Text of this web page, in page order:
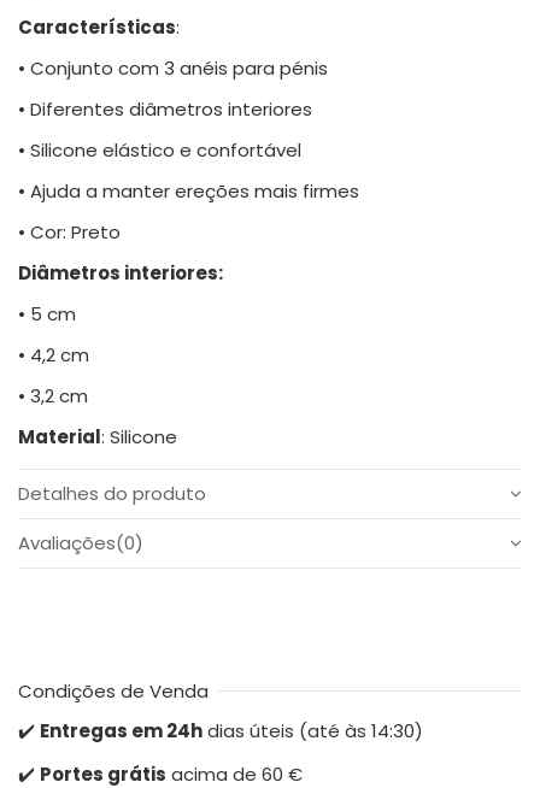
Características:
• Conjunto com 3 anéis para pénis
• Diferentes diâmetros interiores
• Silicone elástico e confortável
• Ajuda a manter ereções mais firmes
• Cor: Preto
Diâmetros interiores:
• 5 cm
• 4,2 cm
• 3,2 cm
Material: Silicone
Detalhes do produto
Avaliações(0)
Condições de Venda
✔️ Entregas em 24hdias úteis (até às 14:30)
✔️ Portes grátis acima de 60 €